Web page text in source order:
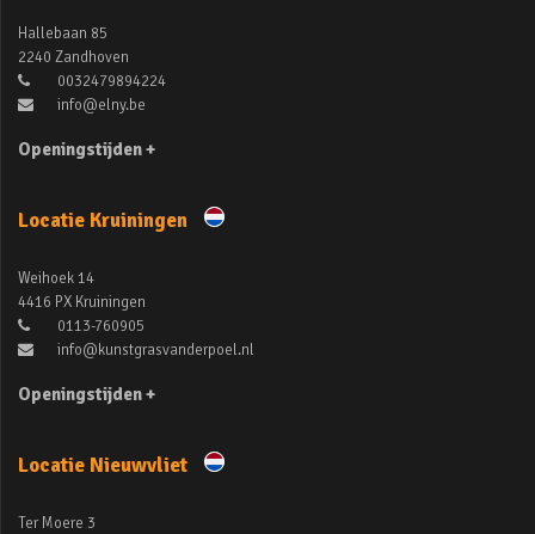
Hallebaan 85
2240 Zandhoven
0032479894224
info@elny.be
Openingstijden +
Locatie Kruiningen
Weihoek 14
4416 PX Kruiningen
0113-760905
info@kunstgrasvanderpoel.nl
Openingstijden +
Locatie Nieuwvliet
Ter Moere 3